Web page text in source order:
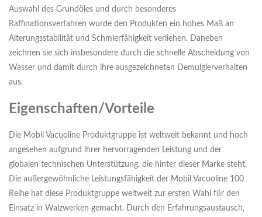
Auswahl des Grundöles und durch besonderes
Raffinationsverfahren wurde den Produkten ein hohes Maß an
Alterungsstabilität und Schmierfähigkeit verliehen. Daneben
zeichnen sie sich insbesondere durch die schnelle Abscheidung von
Wasser und damit durch ihre ausgezeichneten Demulgierverhalten
aus.
Eigenschaften/Vorteile
Die Mobil Vacuoline Produktgruppe ist weltweit bekannt und hoch
angesehen aufgrund ihrer hervorragenden Leistung und der
globalen technischen Unterstützung, die hinter dieser Marke steht.
Die außergewöhnliche Leistungsfähigkeit der Mobil Vacuoline 100
Reihe hat diese Produktgruppe weltweit zur ersten Wahl für den
Einsatz in Walzwerken gemacht. Durch den Erfahrungsaustausch,